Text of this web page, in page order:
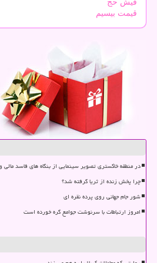
فیش حج
قیمت بیسیم
در منطقه خاکستری تصویر سینمایی از بنگاه های فاسد
چرا پخش زنده از ثریا گرفته شد؟
شور جام جهانی روی پرده نقره ای
امروز ارتباطات با سرنوشت جوامع گره خورده است